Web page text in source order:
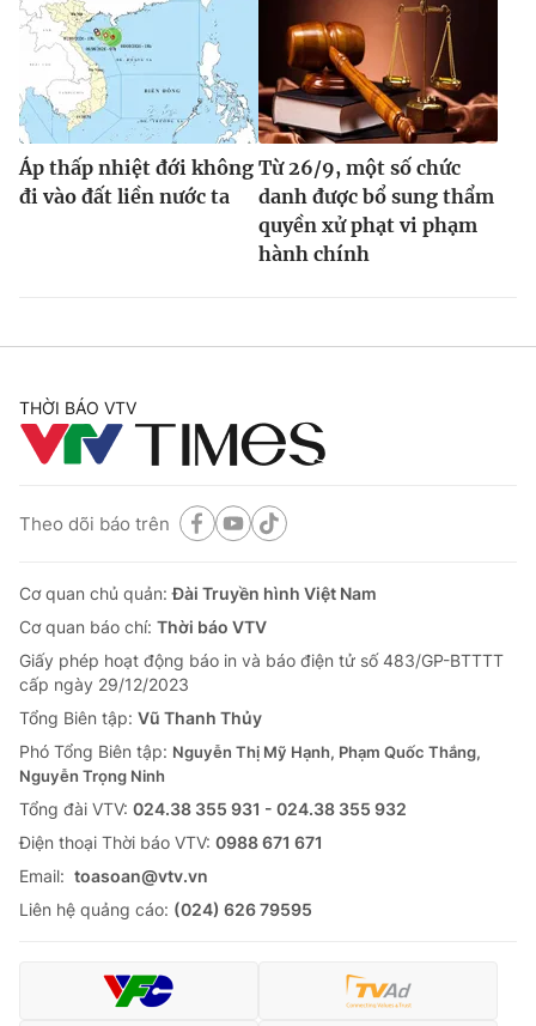
Áp thấp nhiệt đới không
đi vào đất liền nước ta
Từ 26/9, một số chức
danh được bổ sung thẩm
quyền xử phạt vi phạm
hành chính
THỜI BÁO VTV
Theo dõi báo trên
Cơ quan chủ quản:Đài Truyền hình Việt Nam
Cơ quan báo chí: Thời báo VTV
Giấy phép hoạt động báo in và báo điện tử số 483/GP-BTTTT
cấp ngày 29/12/2023
Tổng Biên tập: Vũ Thanh Thủy
Phó Tổng Biên tập: Nguyễn Thị Mỹ Hạnh, Phạm Quốc Thắng,
Nguyễn Trọng Ninh
Tổng đài VTV: 024.38 355 931 - 024.38 355 932
Ðiện thoại Thời báo VTV: 0988 671 671
Email: toasoan@vtv.vn
Liên hệ quảng cáo: (024) 626 79595